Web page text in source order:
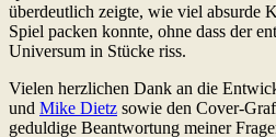
überdeutlich zeigte, wie viel absurde
Spiel packen konnte, ohne dass der
Universum in Stücke riss.
Vielen herzlichen Dank an die
und Mike Dietz sowie den Cover-
geduldige Beantwortung meiner